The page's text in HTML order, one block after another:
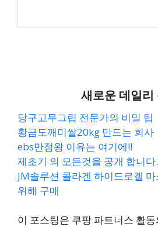
새로운 데일리
당구고무그립 전문가의 비밀 팁
황금도깨미쌀20kg 만드는 회사
ebs만점왕 이유는 여기에!!
제초기 의 모든것을 공개 합니다.
JM솔루션 콜라겐 하이드로겔
위해 구매
이 포스팅은 쿠팡 파트너스 활